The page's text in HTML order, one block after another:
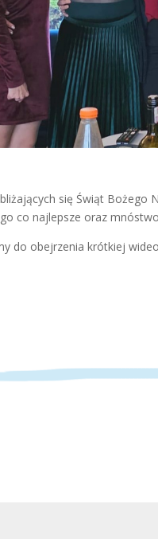
się Świąt Bożego
co najlepsze oraz
do obejrzenia krótkiej